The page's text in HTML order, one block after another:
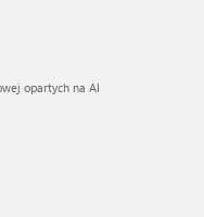
opartych na AI